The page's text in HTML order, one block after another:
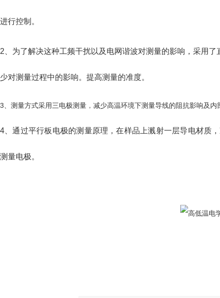
进行控制。
2、为了解决这种工频干扰以及电网谐波对测量的影响，采用
少对测量过程中的影响。提高测量的准度。
3、测量方式采用三电极测量 ， 减少高温环境下测量导线的阻抗影响及内
4、通过平行板电极的测量原理，在样品上溅射一层导电材质
测量电极。